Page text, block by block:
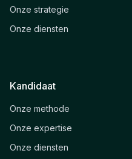
Onze strategie
Onze diensten
Kandidaat
Onze methode
Onze expertise
Onze diensten